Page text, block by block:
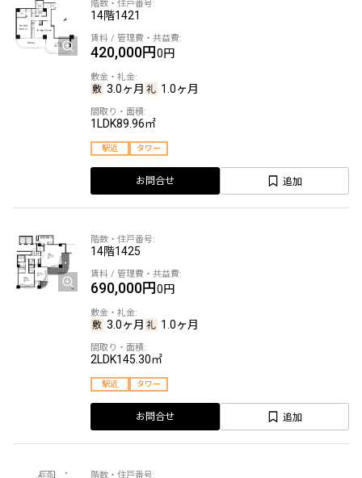
14階1421
420,000円0円
3.0ヶ月 1.0ヶ月
1LDK89.96㎡
駅近 タワー
お問合せ 追加
14階1425
690,000円0円
3.0ヶ月 1.0ヶ月
2LDK145.30㎡
駅近 タワー
お問合せ 追加